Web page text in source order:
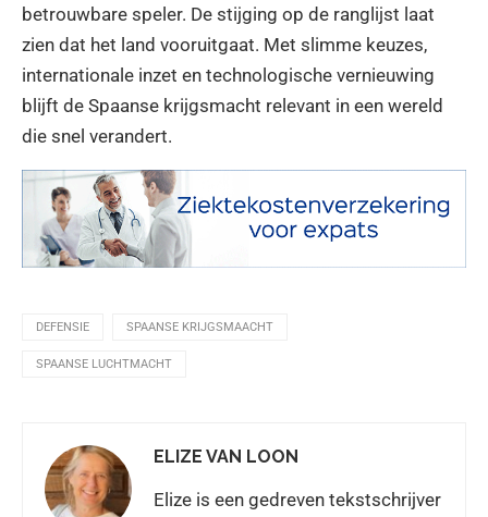
betrouwbare speler. De stijging op de ranglijst laat
zien dat het land vooruitgaat. Met slimme keuzes,
internationale inzet en technologische vernieuwing
blijft de Spaanse krijgsmacht relevant in een wereld
die snel verandert.
DEFENSIE SPAANSE KRIJGSMAACHT
SPAANSE LUCHTMACHT
ELIZE VAN LOON
Elize is een gedreven tekstschrijver